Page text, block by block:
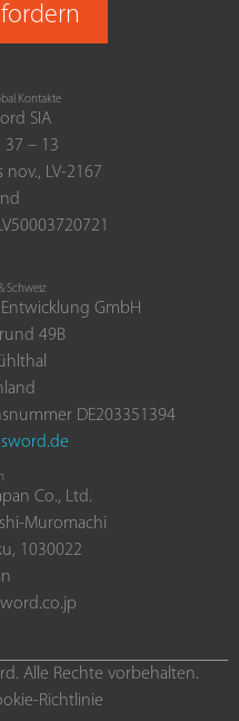
Kontakte
SIA
37 – 13
LV-2167
Schweiz
GmbH
49B
DE203351394
Co., Ltd.
Muromachi
1030022
Alle Rechte vorbehalten.
Richtlinie